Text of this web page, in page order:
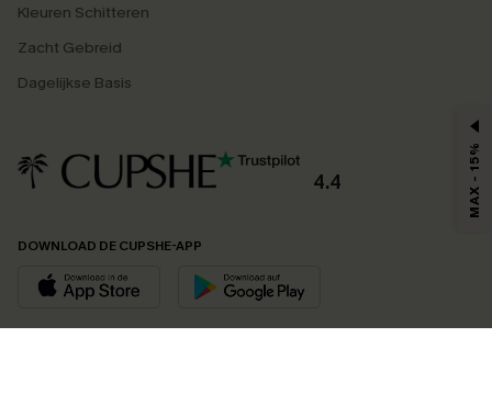
Kleuren Schitteren
Zacht Gebreid
Dagelijkse Basis
4.4
DOWNLOAD DE CUPSHE-APP
MAX - 15%